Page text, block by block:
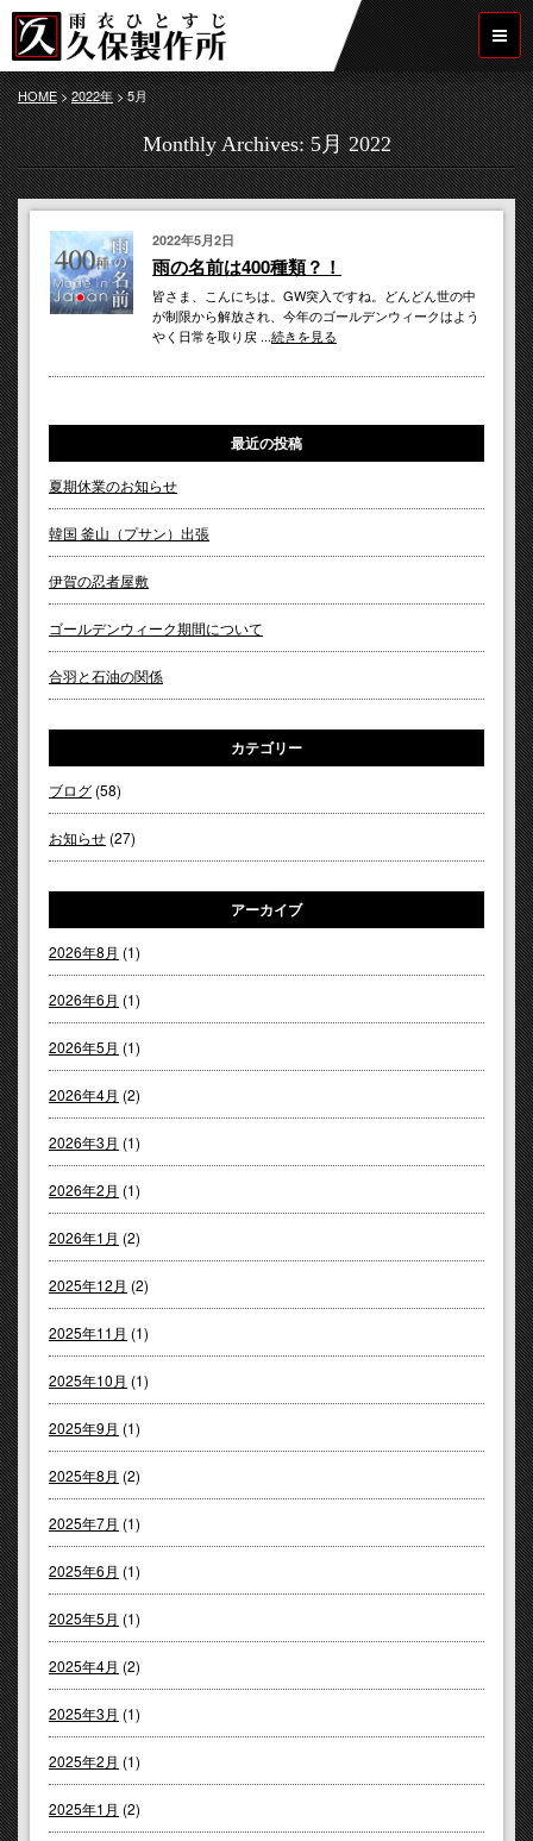
HOME>2022年>5月
Monthly Archives:5月 2022
2022年5月2日
雨の名前は400種類？！
皆さま、こんにちは。GW突入ですね。どんどん世の中
が制限から解放され、今年のゴールデンウィークはよう
やく日常を取り戻 ...続きを見る
最近の投稿
夏期休業のお知らせ
韓国 釜山（プサン）出張
伊賀の忍者屋敷
ゴールデンウィーク期間について
合羽と石油の関係
カテゴリー
ブログ (58)
お知らせ (27)
アーカイブ
2026年8月 (1)
2026年6月 (1)
2026年5月 (1)
2026年4月 (2)
2026年3月 (1)
2026年2月 (1)
2026年1月 (2)
2025年12月 (2)
2025年11月 (1)
2025年10月 (1)
2025年9月 (1)
2025年8月 (2)
2025年7月 (1)
2025年6月 (1)
2025年5月 (1)
2025年4月 (2)
2025年3月 (1)
2025年2月 (1)
2025年1月 (2)